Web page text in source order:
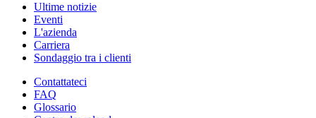
Ultime notizie
Eventi
L'azienda
Carriera
Sondaggio tra i clienti
Contattateci
FAQ
Glossario